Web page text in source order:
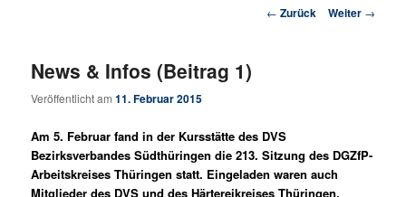
Beitrags-Navigation
← Zurück Weiter →
News & Infos (Beitrag 1)
Veröffentlicht am11. Februar 2015
Am 5. Februar fand in der Kursstätte des DVS
Bezirksverbandes Südthüringen die 213. Sitzung des DGZfP-
Arbeitskreises Thüringen statt. Eingeladen waren auch
Mitglieder des DVS und des Härtereikreises Thüringen.